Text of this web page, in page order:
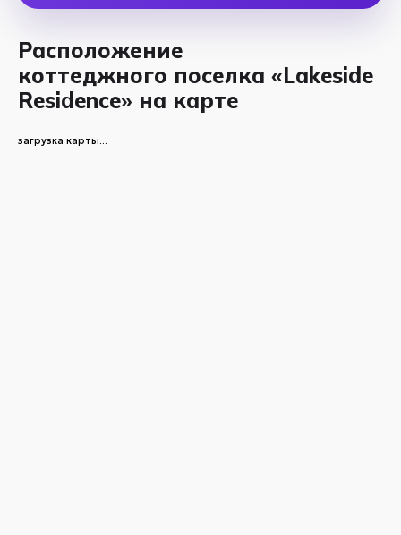
Расположение
коттеджного поселка «Lakeside
Residence» на карте
загрузка карты...